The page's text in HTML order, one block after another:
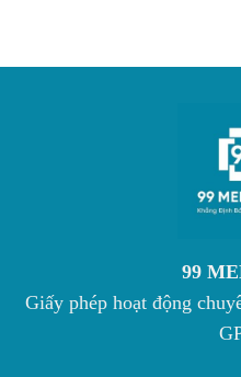
99
Giấy phép hoạt động